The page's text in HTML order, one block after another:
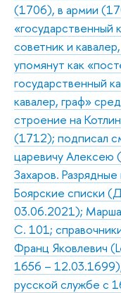
(1706), в армии
«государственный
советник и
упомянут как
государственный
кавалер, граф»
строение на
(1712); подписал
царевичу Алексею
Захаров.
Боярские списки
03.06.2021);
С. 101;
Франц Яковлевич
1656 –
русской службе с